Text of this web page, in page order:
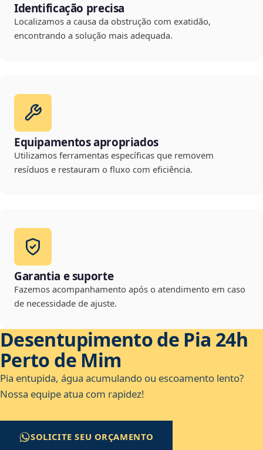
Identificação precisa
Localizamos a causa da obstrução com exatidão,
encontrando a solução mais adequada.
Equipamentos apropriados
Utilizamos ferramentas específicas que removem
resíduos e restauram o fluxo com eficiência.
Garantia e suporte
Fazemos acompanhamento após o atendimento em caso
de necessidade de ajuste.
Desentupimento de Pia 24h
Perto de Mim
Pia entupida, água acumulando ou escoamento lento?
Nossa equipe atua com rapidez!
SOLICITE SEU ORÇAMENTO